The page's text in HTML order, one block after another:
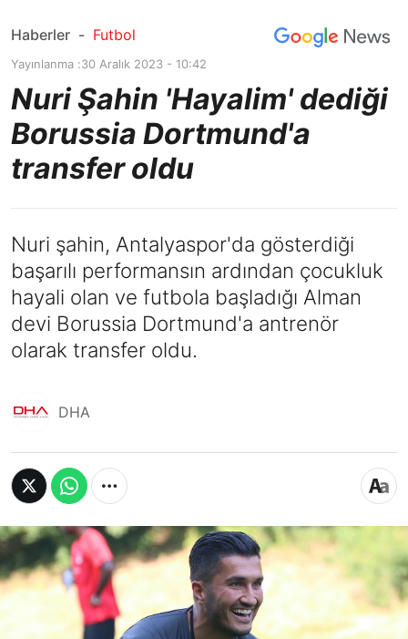
Haberler - Futbol
Yayınlanma :30 Aralık 2023 - 10:42
Nuri Şahin 'Hayalim' dediği
Borussia Dortmund'a
transfer oldu
Nuri şahin, Antalyaspor'da gösterdiği
başarılı performansın ardından çocukluk
hayali olan ve futbola başladığı Alman
devi Borussia Dortmund'a antrenör
olarak transfer oldu.
DHA